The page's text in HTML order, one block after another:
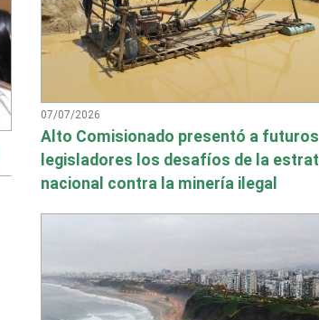
07/07/2026
Alto Comisionado presentó a futuros
legisladores los desafíos de la
nacional contra la minería ilegal